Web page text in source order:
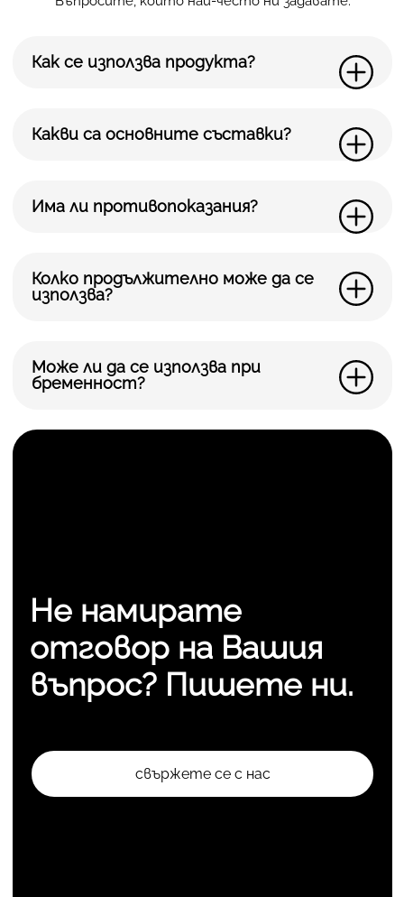
Как се използва продукта?
Какви са основните съставки?
Има ли противопоказания?
Колко продължително може да се
използва?
Може ли да се използва при
бременност?
Не намирате
отговор на Вашия
въпрос? Пишете ни.
свържете се с нас